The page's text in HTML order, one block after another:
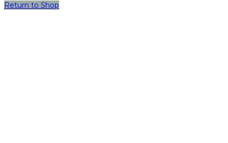
Return to Shop